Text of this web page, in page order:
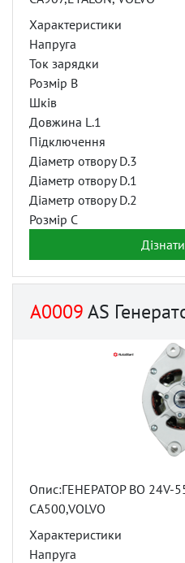
Характеристики
Напруга
Ток зарядки
Розмір B
Шків
Довжина L.1
Підключення
Діаметр отвору D.3
Діаметр отвору D.1
Діаметр отвору D.2
Розмір C
A0009AS
Опис:ГЕНЕРАТОР BO 24V-
CA500,VOLVO
Характеристики
Напруга